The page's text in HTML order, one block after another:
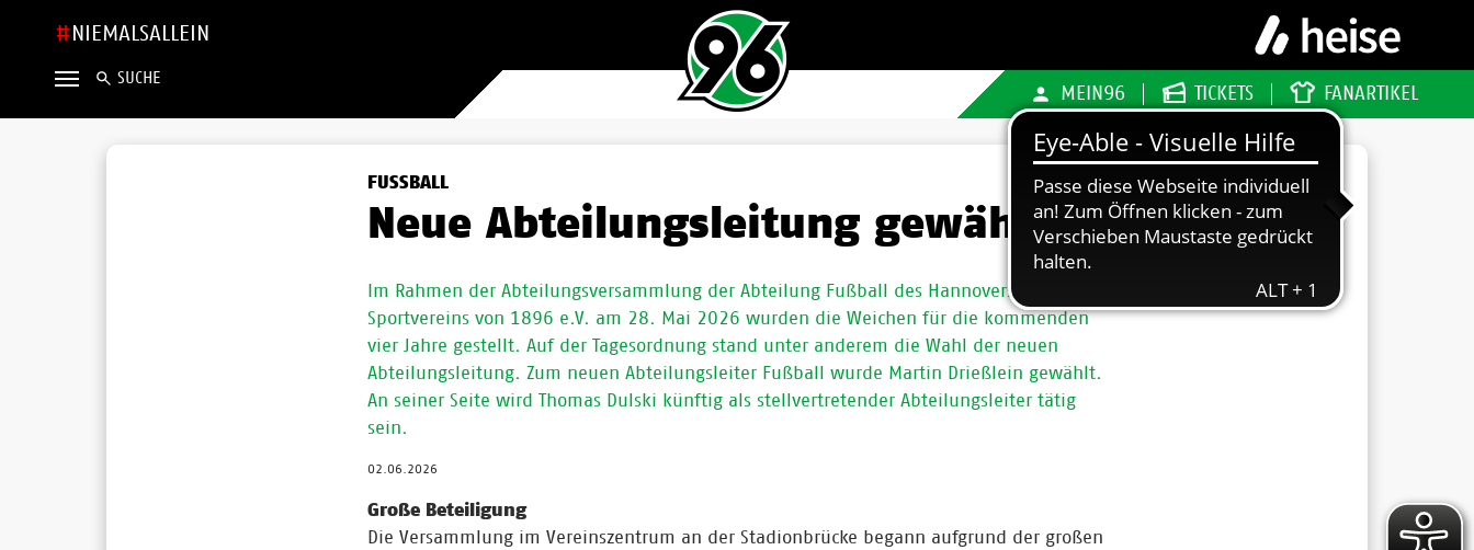
NIEMALSALLEIN
SUCHE
MEIN96 TICKETS FANARTIKEL
FUSSBALL
Neue Abteilungsleitung gewählt
Im Rahmen der Abteilungsversammlung der Abteilung Fußball des Hannoverschen
Sportvereins von 1896 e.V. am 28. Mai 2026 wurden die Weichen für die kommenden
vier Jahre gestellt. Auf der Tagesordnung stand unter anderem die Wahl der neuen
Abteilungsleitung. Zum neuen Abteilungsleiter Fußball wurde Martin Drießlein gewählt.
An seiner Seite wird Thomas Dulski künftig als stellvertretender Abteilungsleiter tätig
sein.
02.06.2026
Große Beteiligung
Die Versammlung im Vereinszentrum an der Stadionbrücke begann aufgrund der großen